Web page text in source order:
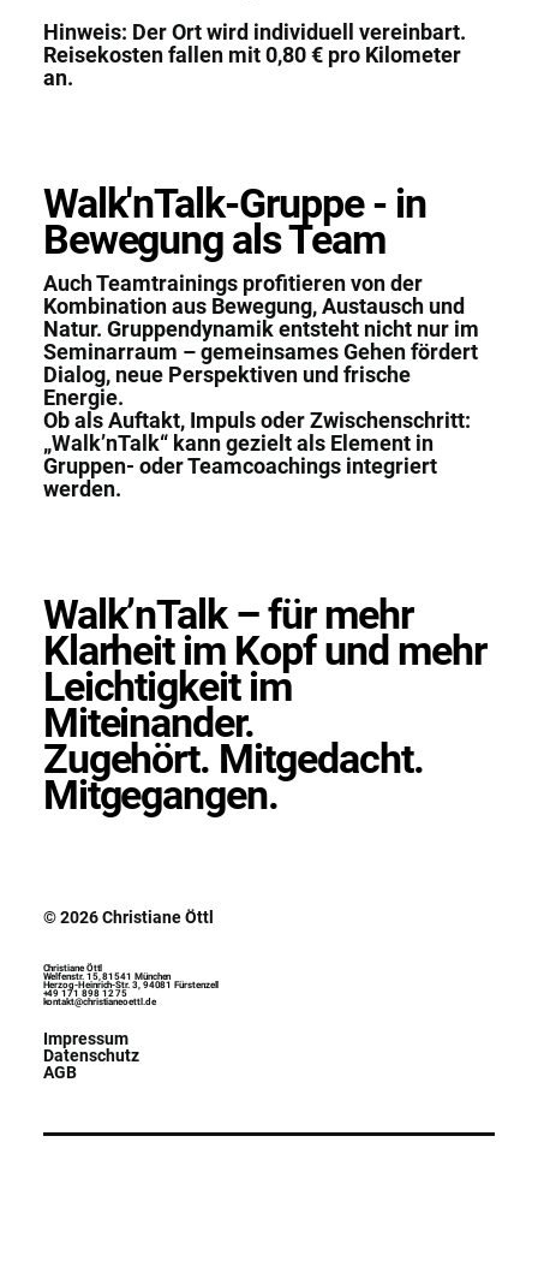
© 2026 Christiane Öttl
Christiane Öttl
Welfenstr. 15, 81541 München
Herzog-Heinrich-Str. 3, 94081 Fürstenzell
+49 171 898 12 75
kontakt@christianeoettl.de
Impressum
Datenschutz
AGB
Walk’nTalk – für mehr
Klarheit im Kopf und mehr
Leichtigkeit im
Miteinander.
Zugehört. Mitgedacht.
Mitgegangen.
Auch Teamtrainings profitieren von der
Kombination aus Bewegung, Austausch und
Natur. Gruppendynamik entsteht nicht nur im
Seminarraum – gemeinsames Gehen fördert
Dialog, neue Perspektiven und frische
Energie.
Ob als Auftakt, Impuls oder Zwischenschritt:
„Walk’nTalk“ kann gezielt als Element in
Gruppen- oder Teamcoachings integriert
werden.
Walk'nTalk-Gruppe - in
Bewegung als Team
Hinweis: Der Ort wird individuell vereinbart.
Reisekosten fallen mit 0,80 € pro Kilometer
an.